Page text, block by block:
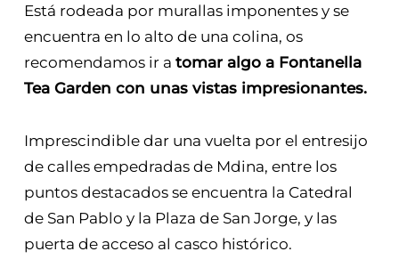
Está rodeada por murallas imponentes y se
encuentra en lo alto de una colina, os
recomendamos ir a tomar algo a Fontanella
Tea Garden con unas vistas impresionantes.
Imprescindible dar una vuelta por el entresijo
de calles empedradas de Mdina, entre los
puntos destacados se encuentra la Catedral
de San Pablo y la Plaza de San Jorge, y las
puerta de acceso al casco histórico.